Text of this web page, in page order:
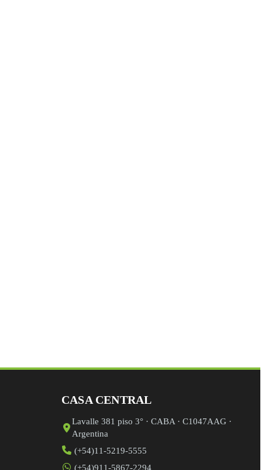
CASA CENTRAL
Lavalle 381 piso 3° · CABA · C1047AAG ·
Argentina
(+54)11-5219-5555
(+54)911-5867-2294